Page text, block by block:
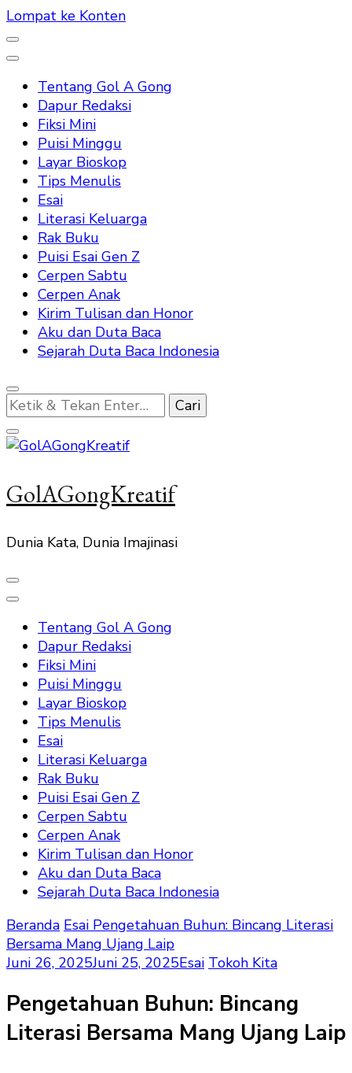
Lompat ke Konten
Tentang Gol A Gong
Dapur Redaksi
Fiksi Mini
Puisi Minggu
Layar Bioskop
Tips Menulis
Esai
Literasi Keluarga
Rak Buku
Puisi Esai Gen Z
Cerpen Sabtu
Cerpen Anak
Kirim Tulisan dan Honor
Aku dan Duta Baca
Sejarah Duta Baca Indonesia
Mencari
Sesuatu?
GolAGongKreatif
Dunia Kata, Dunia Imajinasi
Tentang Gol A Gong
Dapur Redaksi
Fiksi Mini
Puisi Minggu
Layar Bioskop
Tips Menulis
Esai
Literasi Keluarga
Rak Buku
Puisi Esai Gen Z
Cerpen Sabtu
Cerpen Anak
Kirim Tulisan dan Honor
Aku dan Duta Baca
Sejarah Duta Baca Indonesia
Beranda Esai Pengetahuan Buhun: Bincang Literasi
Bersama Mang Ujang Laip
Juni 26, 2025Juni 25, 2025Esai Tokoh Kita
Pengetahuan Buhun: Bincang
Literasi Bersama Mang Ujang Laip